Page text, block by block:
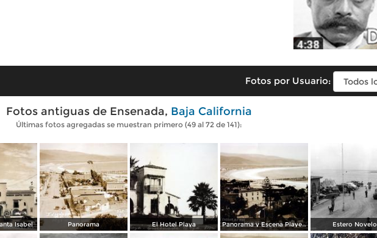
Fotos por Usuario:
Fotos antiguas de Ensenada, Baja California
Últimas fotos agregadas se muestran primero (49 al 72 de 141):
Isabel Panorama El Hotel Playa Panorama y Escena Playera Estero Novelo